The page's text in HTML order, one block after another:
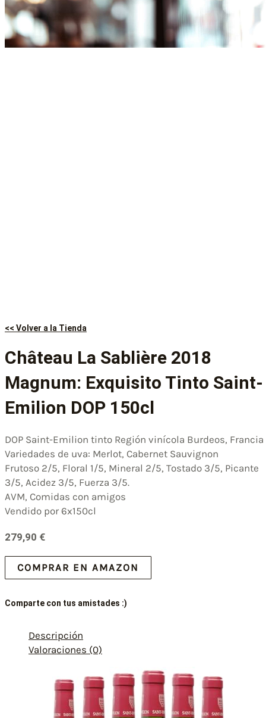
<< Volver a la Tienda
Château La Sablière 2018
Magnum: Exquisito Tinto Saint-
Emilion DOP 150cl
DOP Saint-Emilion tinto Región vinícola Burdeos, Francia
Variedades de uva: Merlot, Cabernet Sauvignon
Frutoso 2/5, Floral 1/5, Mineral 2/5, Tostado 3/5, Picante
3/5, Acidez 3/5, Fuerza 3/5.
AVM, Comidas con amigos
Vendido por 6x150cl
279,90 €
COMPRAR EN AMAZON
Comparte con tus amistades :)
Descripción
Valoraciones (0)